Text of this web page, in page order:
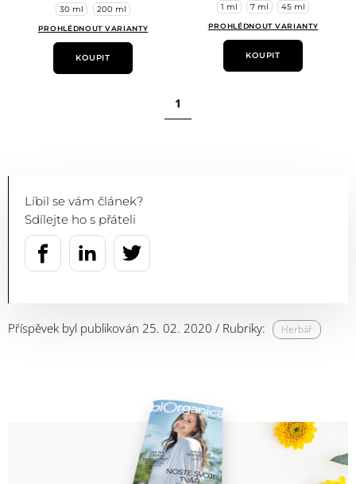
30 ml 200 ml
PROHLÉDNOUT VARIANTY
KOUPIT
1 ml 7 ml 45 ml
PROHLÉDNOUT VARIANTY
KOUPIT
1
Líbil se vám článek?
Sdílejte ho s přáteli
Příspěvek byl publikován 25. 02. 2020 / Rubriky: Herbář